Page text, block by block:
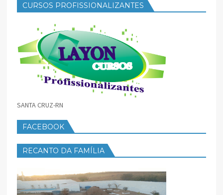
CURSOS PROFISSIONALIZANTES
SANTA CRUZ-RN
FACEBOOK
RECANTO DA FAMÍLIA